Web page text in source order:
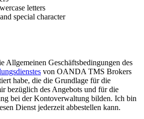
letters
special character
Allgemeinen Geschäftsbedingungen des
von OANDA TMS Brokers
habe, die die Grundlage für die
bezüglich des Angebots und für die
bei der Kontoverwaltung bilden. Ich bin
Dienst jederzeit abbestellen kann.